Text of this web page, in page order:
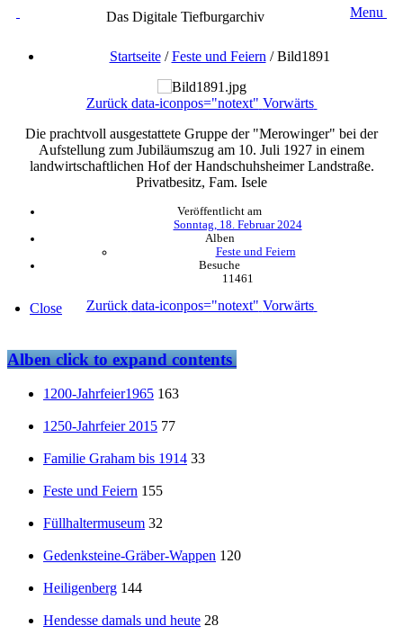
Das Digitale Tiefburgarchiv Menu
Startseite/Feste und Feiern /Bild1891
Zurück data-iconpos="notext" Vorwärts
Die prachtvoll ausgestattete Gruppe der "Merowinger" bei der
Aufstellung zum Jubiläumszug am 10. Juli 1927 in einem
landwirtschaftlichen Hof der Handschuhsheimer Landstraße.
Privatbesitz, Fam. Isele
Veröffentlicht am
Sonntag, 18. Februar 2024
Alben
Feste und Feiern
Besuche
11461
Zurück data-iconpos="notext" Vorwärts
Close
Albenclick to expand contents
1200-Jahrfeier1965 163
1250-Jahrfeier 2015 77
Familie Graham bis 1914 33
Feste und Feiern 155
Füllhaltermuseum 32
Gedenksteine-Gräber-Wappen 120
Heiligenberg 144
Hendesse damals und heute 28